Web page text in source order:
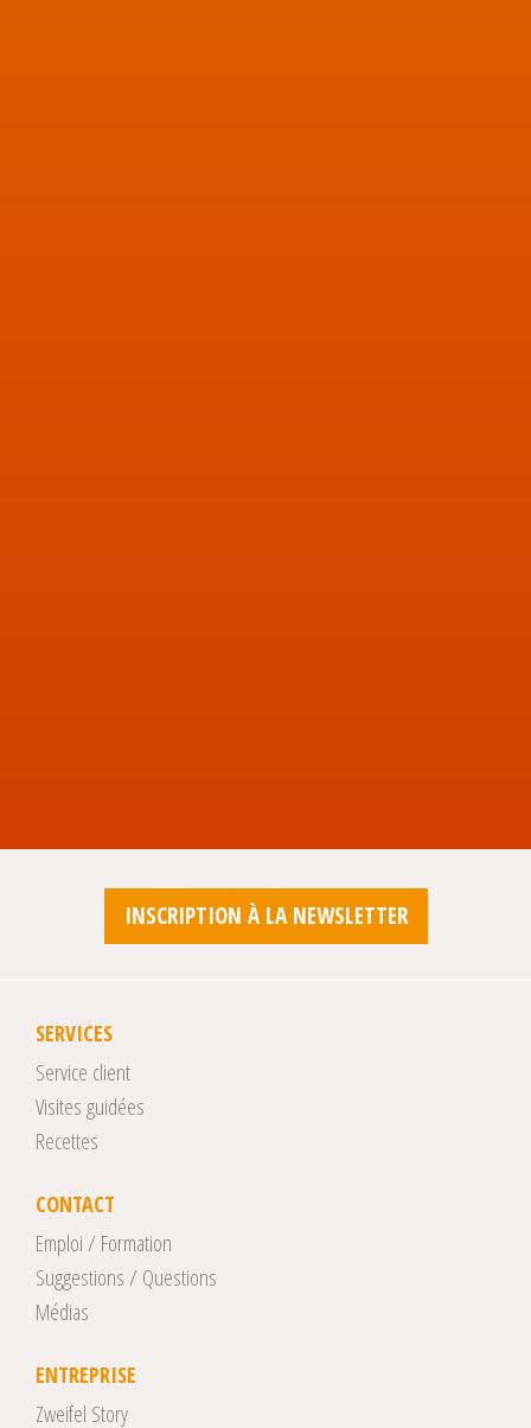
INSCRIPTION À LA NEWSLETTER
SERVICES
Service client
Visites guidées
Recettes
CONTACT
Emploi / Formation
Suggestions / Questions
Médias
ENTREPRISE
Zweifel Story